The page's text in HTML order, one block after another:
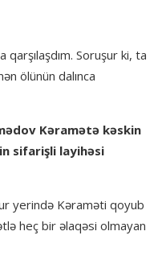
Soruşur ki, ta
ölünün dalınca
Kəramətə kəskin
sifarişli layihəsi
yerində Kəraməti qoyub
heç bir əlaqəsi olmayan